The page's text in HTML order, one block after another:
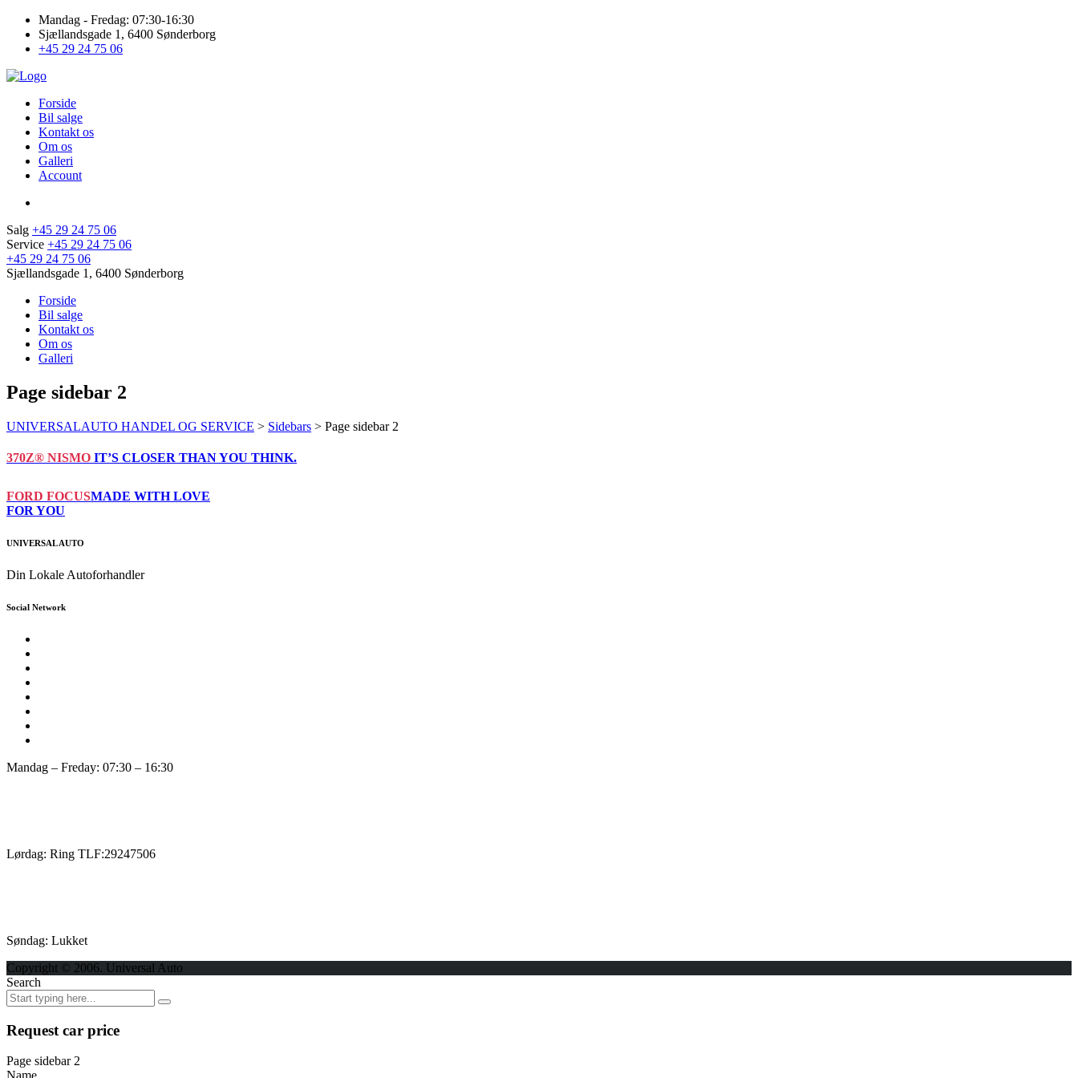
Mandag - Fredag: 07:30-16:30
Sjællandsgade 1, 6400 Sønderborg
+45 29 24 75 06
Forside
Bil salge
Kontakt os
Om os
Galleri
Account
Salg +45 29 24 75 06
Service +45 29 24 75 06
+45 29 24 75 06
Sjællandsgade 1, 6400 Sønderborg
Forside
Bil salge
Kontakt os
Om os
Galleri
Page sidebar 2
UNIVERSALAUTO HANDEL OG SERVICE > Sidebars > Page sidebar 2
370Z® NISMO IT’S CLOSER THAN YOU THINK.
FORD FOCUSMADE WITH LOVE
FOR YOU
UNIVERSAL AUTO
Din Lokale Autoforhandler
Social Network
Mandag – Freday: 07:30 – 16:30
Lørdag: Ring TLF:29247506
Søndag: Lukket
Copyright © 2006. Universal Auto
Search
Request car price
Page sidebar 2